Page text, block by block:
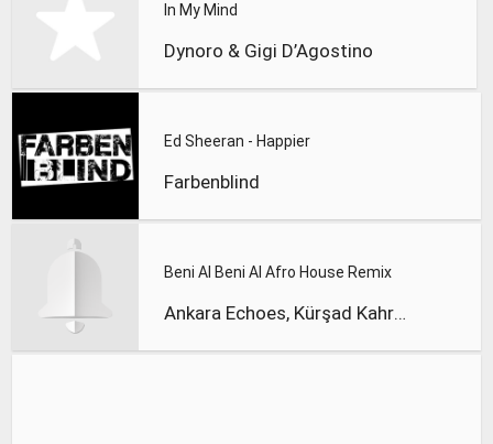
In My Mind
Dynoro & Gigi D’Agostino
Ed Sheeran - Happier
Farbenblind
Beni Al Beni Al Afro House Remix
Ankara Echoes, Kürşad Kahraman